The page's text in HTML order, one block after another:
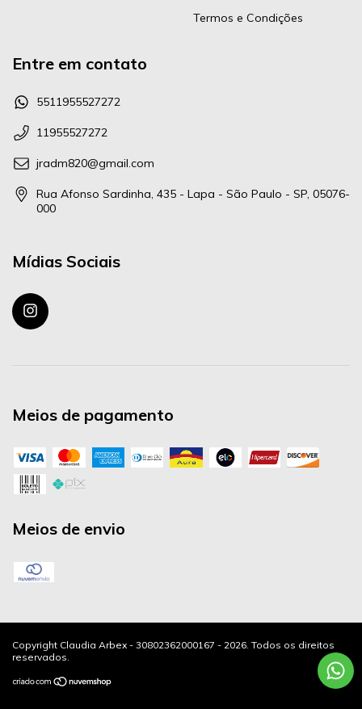
Termos e Condições
Entre em contato
5511955527272
11955527272
jradm820@gmail.com
Rua Afonso Sardinha, 435 - Lapa - São Paulo - SP, 05076-
000
Mídias Sociais
Meios de pagamento
Meios de envio
Copyright Claudia Arbex - 30802362000167 - 2026. Todos os direitos
reservados.